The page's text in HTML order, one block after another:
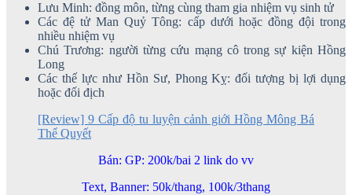
Lưu Minh: đồng môn, từng cùng tham gia nhiệm vụ sinh tử
Các đệ tử Man Quỷ Tông: cấp dưới hoặc đồng đội trong
nhiều nhiệm vụ
Chú Trương: người từng cứu mạng cô trong sự kiện Hồng
Long
Các thế lực như Hồn Sư, Phong Kỵ: đối tượng bị lợi dụng
hoặc đối địch
[Review] 9 Cấp độ tu luyện cảnh giới Hồng Mông Bá
Thể Quyết
Bán: GP: 200k/bai 2 link do vv
Text, Banner: 50k/thang, 100k/3thang